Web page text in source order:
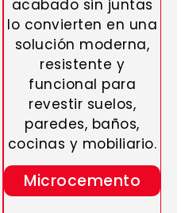
acabado sin juntas
lo convierten en una
solución moderna,
resistente y
funcional para
revestir suelos,
paredes, baños,
cocinas y mobiliario.
Microcemento